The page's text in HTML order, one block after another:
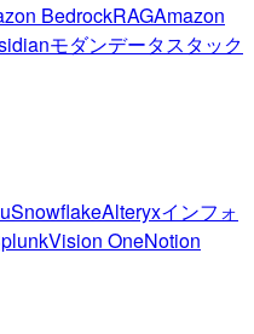
BedrockRAGAmazon
モダンデータスタック
SnowflakeAlteryxインフォ
Vision OneNotion